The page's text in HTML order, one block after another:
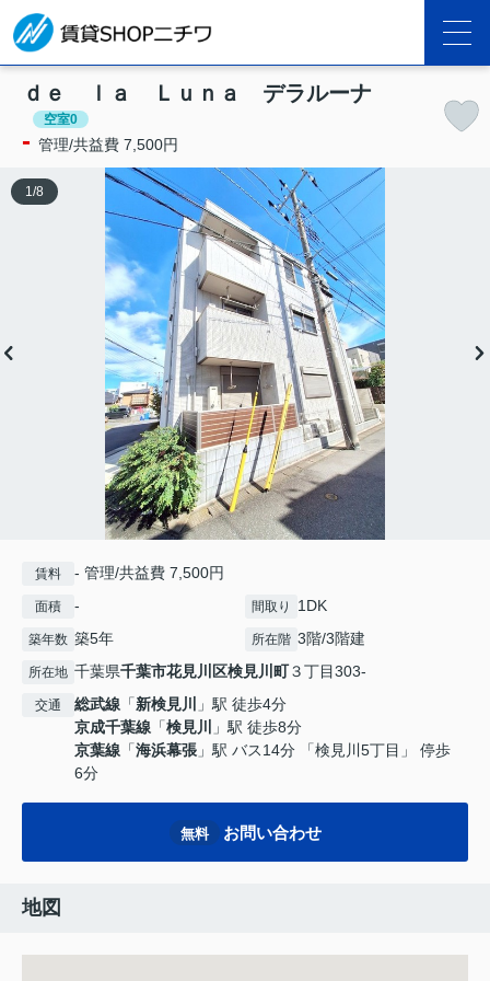
ｄｅ ｌａ Ｌｕｎａ デラルーナ
空室0
- 管理/共益費 7,500円
1 /8
賃料 - 管理/共益費 7,500円
面積 - 間取り 1DK
築年数 築5年 所在階 3階/3階建
所在地 千葉県千葉市花見川区検見川町３丁目303-
交通 総武線 「新検見川
」駅 徒歩4分
京成千葉線 「検見川
」駅 徒歩8分
京葉線 「海浜幕張 」駅 バス14分 「検見川5丁目」 停歩
6分
無料 お問い合わせ
地図